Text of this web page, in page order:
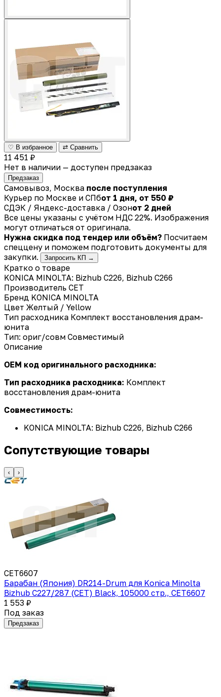
♡ В избранное ⇄ Сравнить
11 451 ₽
Нет в наличии — доступен предзаказ
Предзаказ
Самовывоз, Москва после поступления
Курьер по Москве и СПбот 1 дня, от 550 ₽
СДЭК / Яндекс-доставка / Озонот 2 дней
Все цены указаны с учётом НДС 22%. Изображения
могут отличаться от оригинала.
Нужна скидка под тендер или объём? Посчитаем
спеццену и поможем подготовить документы для
закупки.
Запросить КП →
Кратко о товаре
KONICA MINOLTA: Bizhub C226, Bizhub C266
Производитель CET
Бренд KONICA MINOLTA
Цвет Желтый / Yellow
Тип расходника Комплект восстановления драм-
юнита
Тип: ориг/совм Совместимый
Описание
OEM код оригинального расходника:
Тип расходника расходника: Комплект
восстановления драм-юнита
Совместимость:
KONICA MINOLTA: Bizhub C226, Bizhub C266
Сопутствующие товары
‹ ›
CET6607
Барабан (Япония) DR214-Drum для Konica Minolta
Bizhub C227/287 (CET) Black, 105000 стр., CET6607
1 553 ₽
Под заказ
Предзаказ